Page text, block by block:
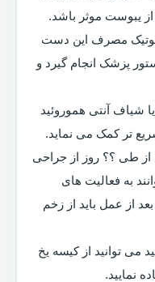
یبوست موثر باشد.
مصرف این دست
پزشک انجام گیرد و
شیاف آنتی هموروئید
تر کمک می نماید.
از طی ؟؟ روز از جراحی
به فعالیت های
از عمل باید از زخم
می توانید از کیسه یخ
نمایید.